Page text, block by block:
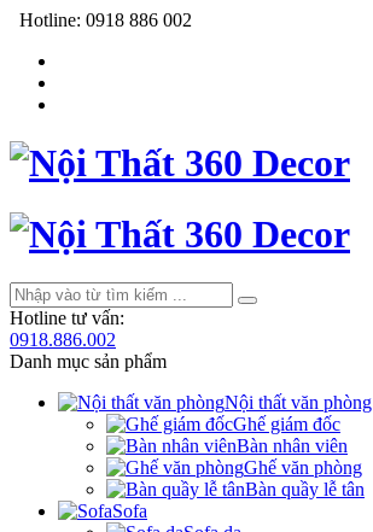
Hotline: 0918 886 002
Hotline tư vấn:
0918.886.002
Danh mục sản phẩm
Nội thất văn phòng
Ghế giám đốc
Bàn nhân viên
Ghế văn phòng
Bàn quầy lễ tân
Sofa